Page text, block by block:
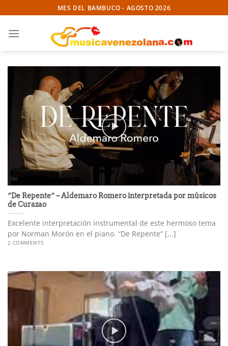
to
content
MES DEL BAMBUCO - AGOSTO 2026
“De Repente“ – Aldemaro Romero interpretada por músicos
de Curazao
Excelente interpretación instrumental de este hermoso tema
por Norman Morón en el piano. “De Repente“ [...]
2 COMMENTS